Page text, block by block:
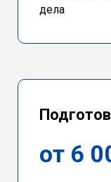
дела
от 6